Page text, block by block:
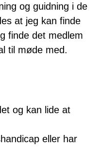
og guidning i de
at jeg kan finde
finde det medlem
til møde med.
og kan lide at
eller har